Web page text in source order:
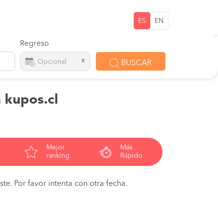
ES EN
Regreso
x BUSCAR
kupos.cl
Mejor
ranking
Más
Rápido
Por favor intenta con otra fecha.